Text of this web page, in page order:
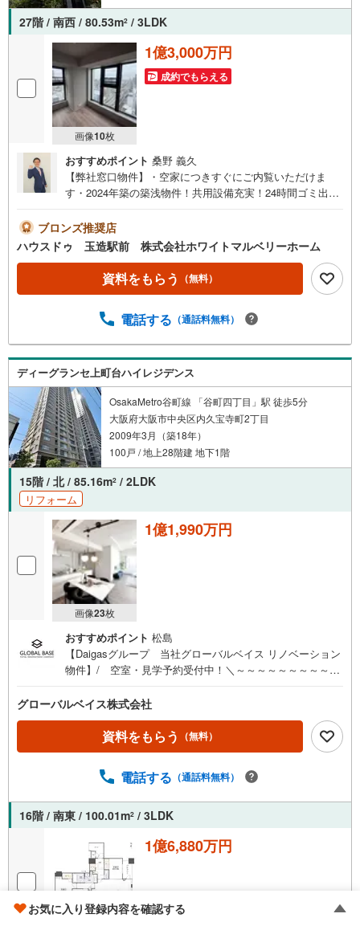
27階 / 南西 / 80.53m2 / 3LDK
画像10枚
1億3,000万円
成約でもらえる
おすすめポイント 桑野 義久
【弊社窓口物件】・空家につきすぐにご内覧いただけま
す・2024年築の築浅物件！共用設備充実！24時間ゴミ出し
有）大切な家族と一緒に暮らせます・WIC＋SCLに加えト
ランクルーム完備・南西角部屋27階部分！窓がたくさんあ
り明るい室内。浴室に窓有り。高層階につき採光眺望換気
良好。【ハウスドゥ玉造駅前なら】・内覧希望の方はお気
軽に弊社までお問合せ下さい！・ハウスドゥ玉造駅前の公
お客様に合った資金計画をしっかりとご説明致します。・
ブロンズ推奨店
ハウスドゥ 玉造駅前 株式会社ホワイトマルベリーホーム
資料をもらう （無料）
電話する （通話料無料）
ディーグランセ上町台ハイレジデンス
OsakaMetro谷町線 「谷町四丁目」駅 徒歩5分
大阪府大阪市中央区内久宝寺町2丁目
2009年3月（築18年）
100戸 / 地上28階建 地下1階
15階 / 北 / 85.16m2 / 2LDK
リフォーム
画像23枚
1億1,990万円
おすすめポイント 松島
【Daigasグループ 当社グローバルベイス リノベーション
物件】/ 空室・見学予約受付中！＼～～～～～～～～～～
駅 徒歩5分■28階建て免震構造タワーレジデンス■15階部
分北西角住戸■リビングから大阪城を望む眺望あり■専有面
積85m2をこえる広々2LDK■納戸＋ウォークインクローゼッ
トあり、収納豊富■LDK約22.3帖、床暖房、エアコン1基設
細則有）■共用施設充実～～～～～～～～～～～～～～～～
マンション累計6000戸の供給実績！多くの物件調達・リノ
ベーション実績で培ったノウハウをもとに、お客さまの理
想の暮らしにあった物件をご紹介いたします。グローバル
ベイスは、持続可能な社会を実現するために進化を続ける
Daigasグループの一員です。※駐車場等の空き状況は変わ
る場合がございます。
グローバルベイス株式会社
資料をもらう （無料）
電話する （通話料無料）
16階 / 南東 / 100.01m2 / 3LDK
1億6,880万円
お気に入り登録内容を確認する